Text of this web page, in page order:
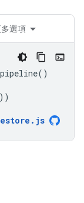
選項
pipeline()
. js